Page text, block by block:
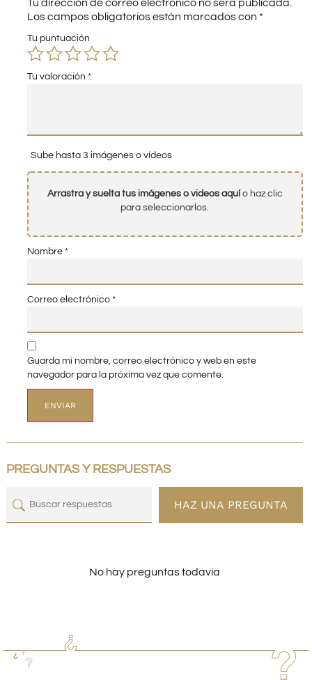
Tu dirección de correo electrónico no será publicada.
Los campos obligatorios están marcados con *
Tu puntuación
Tu valoración *
Sube hasta 3 imágenes o vídeos
Arrastra y suelta tus imágenes o videos aquío haz clic
para seleccionarlos.
Nombre *
Correo electrónico *
Guarda mi nombre, correo electrónico y web en este
navegador para la próxima vez que comente.
PREGUNTAS Y RESPUESTAS
HAZ UNA PREGUNTA
No hay preguntas todavía